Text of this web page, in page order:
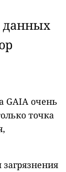
данных
GAIA очень
точка